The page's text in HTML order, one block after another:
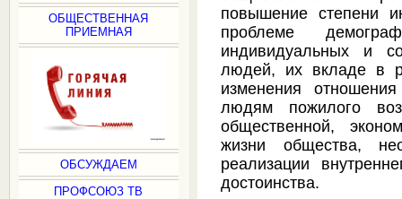
ОБЩЕСТВЕННАЯ
ПРИЕМНАЯ
ОБСУЖДАЕМ
ПРОФСОЮЗ ТВ
повышение степени
проблеме
индивидуальных и
людей, их вкладе в
изменения
людям пожилого
общественной,
жизни общества,
реализации
достоинства.